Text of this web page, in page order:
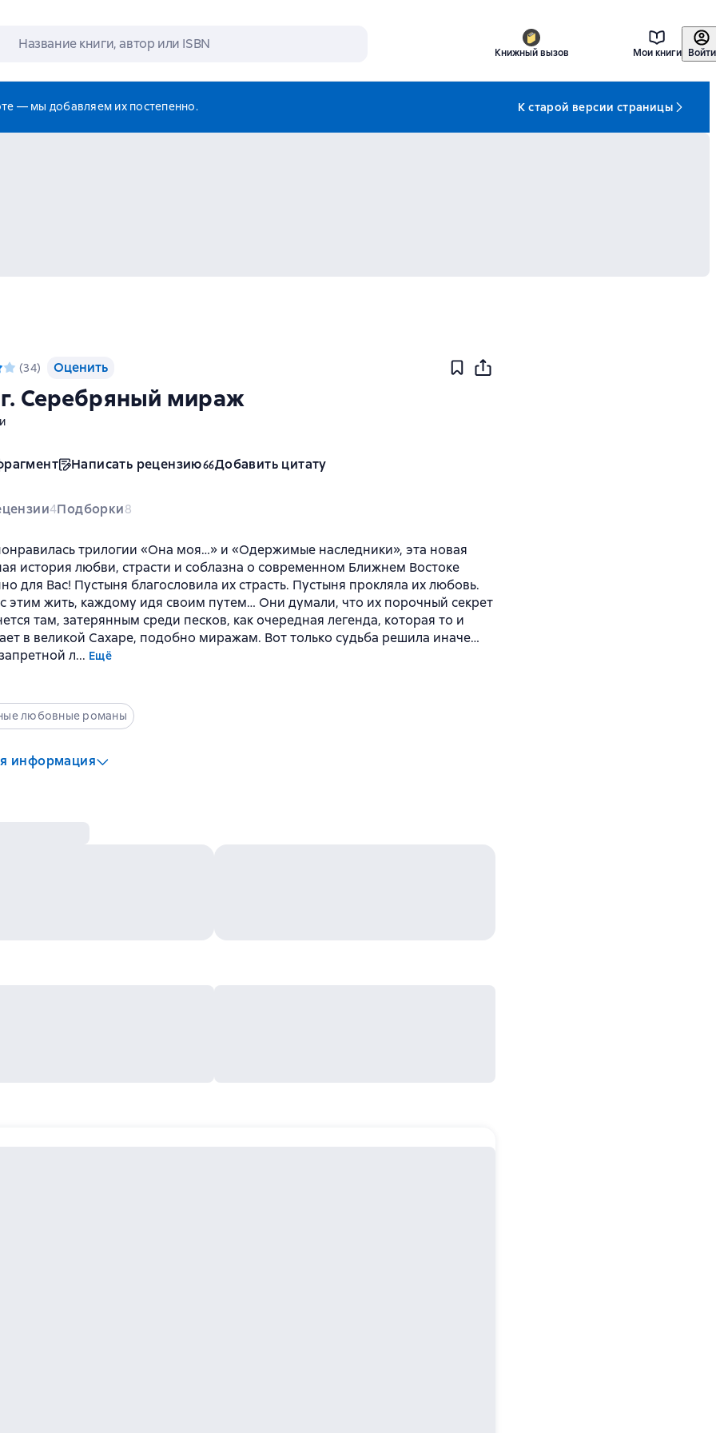
Книжный вызов Мои книги Войти
— мы добавляем их постепенно. К старой версии страницы
(34) Оценить
Серебряный мираж
Написать рецензию Добавить цитату
4Подборки8
трилогии «Она моя…» и «Одержимые наследники», эта новая
история любви, страсти и соблазна о современном Ближнем Востоке
для Вас! Пустыня благословила их страсть. Пустыня прокляла их любовь.
этим жить, каждому идя своим путем… Они думали, что их порочный секрет
там, затерянным среди песков, как очередная легенда, которая то и
в великой Сахаре, подобно миражам. Вот только судьба решила иначе…
л... Ещё
любовные романы
информация